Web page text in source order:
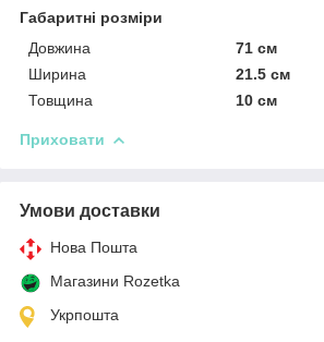
Габаритні розміри
Довжина
71 см
Ширина
21.5 см
Товщина
10 см
Приховати
Умови доставки
Нова Пошта
Магазини Rozetka
Укрпошта